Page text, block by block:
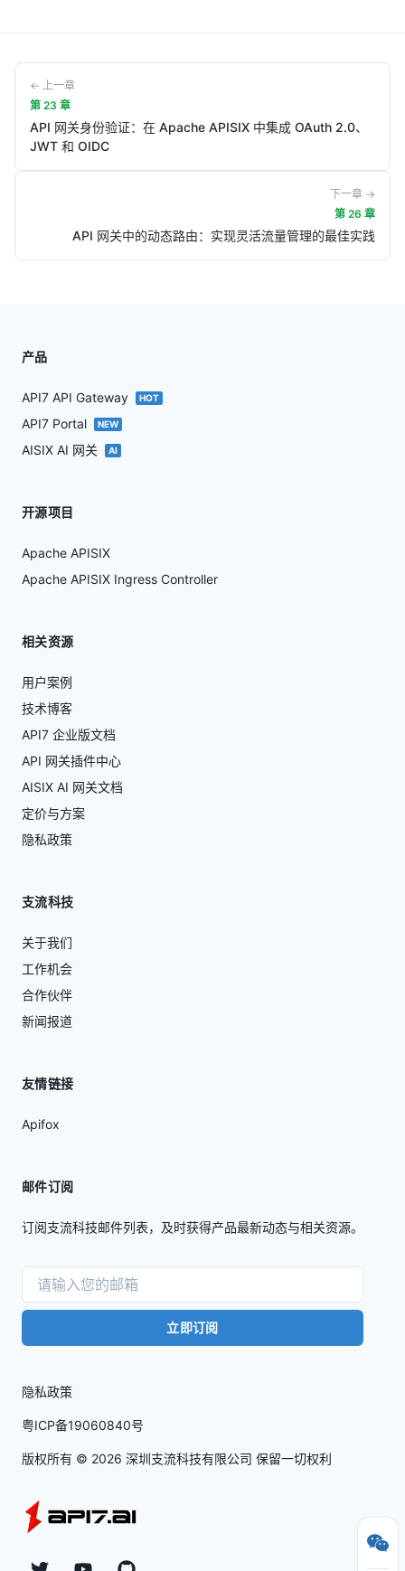
← 上一章
第 23 章
API 网关身份验证：在 Apache APISIX 中集成 OAuth 2.0、
JWT 和 OIDC
下一章 →
第 26 章
API 网关中的动态路由：实现灵活流量管理的最佳实践
产品
API7 API Gateway HOT
API7 Portal NEW
AISIX AI 网关 AI
开源项目
Apache APISIX
Apache APISIX Ingress Controller
相关资源
用户案例
技术博客
API7 企业版文档
API 网关插件中心
AISIX AI 网关文档
定价与方案
隐私政策
支流科技
关于我们
工作机会
合作伙伴
新闻报道
友情链接
Apifox
邮件订阅
订阅支流科技邮件列表，及时获得产品最新动态与相关资源。
立即订阅
隐私政策
粤ICP备19060840号
版权所有 © 2026 深圳支流科技有限公司 保留一切权利